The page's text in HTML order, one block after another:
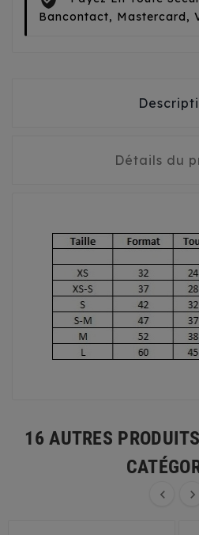
Bancontact, Mastercard,
Détails du
16 AUTRES
 